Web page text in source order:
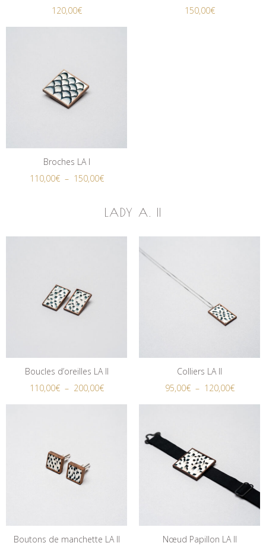
120,00€
150,00€
Broches LA I
110,00€ – 150,00€
LADY A. II
Boucles d’oreilles LA II
110,00€ – 200,00€
Colliers LA II
95,00€ – 120,00€
Boutons de manchette LA II
Nœud Papillon LA II